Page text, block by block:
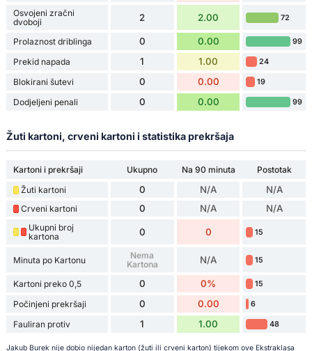
Osvojeni zračni
dvoboji
2 2.00 72
Prolaznost driblinga 0 0.00 99
Prekid napada 1 1.00 24
Blokirani šutevi 0 0.00 19
Dodjeljeni penali 0 0.00 99
Žuti kartoni, crveni kartoni i statistika prekršaja
Kartoni i prekršaji Ukupno Na 90 minuta
Postotak
Žuti kartoni
0 N/A N/A
Crveni kartoni 0 N/A N/A
Ukupni broj
kartona
0 0 15
Minuta po Kartonu
Nema
Kartona
N/A 15
Kartoni preko 0,5 0 0% 15
Počinjeni prekršaji 0 0.00 6
Fauliran protiv 1 1.00 48
Jakub Burek nije dobio nijedan karton (žuti ili crveni karton) tijekom ove Ekstraklasa